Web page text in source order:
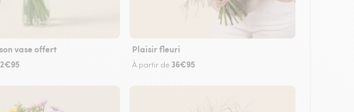
vase offert Plaisir fleuri
À partir de 36€95